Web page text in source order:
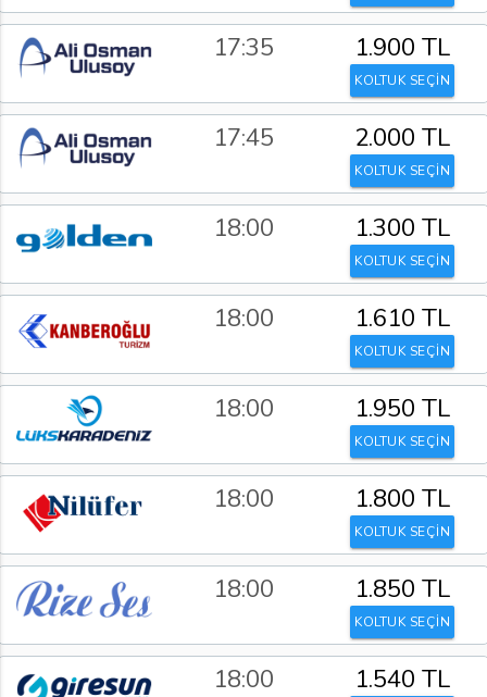
17:35 1.900 TL
KOLTUK SEÇİN
17:45 2.000 TL
KOLTUK SEÇİN
18:00 1.300 TL
KOLTUK SEÇİN
18:00 1.610 TL
KOLTUK SEÇİN
18:00 1.950 TL
KOLTUK SEÇİN
18:00 1.800 TL
KOLTUK SEÇİN
18:00 1.850 TL
KOLTUK SEÇİN
18:00 1.540 TL